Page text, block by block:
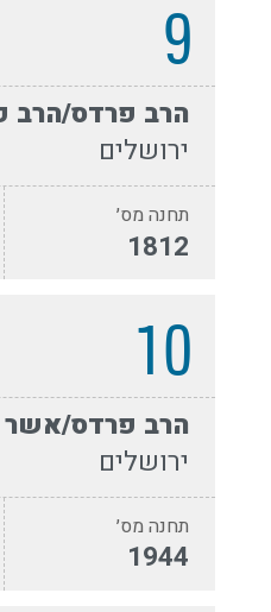
9
הרב פרדס/הרב
ירושלים
תחנה מס׳
1812
10
הרב פרדס/אשר
ירושלים
תחנה מס׳
1944